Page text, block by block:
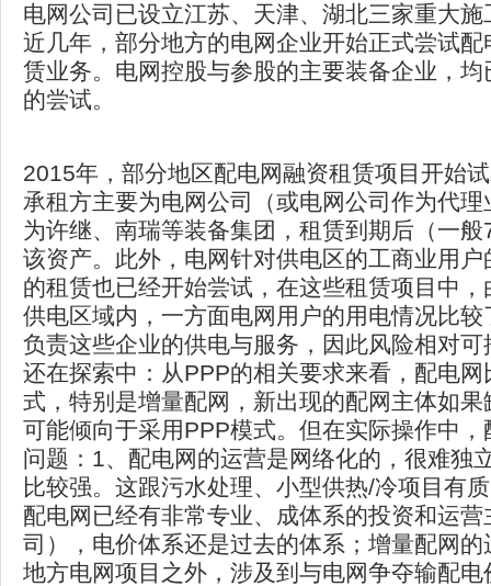
电网公司已设立江苏、天津、湖北三家重大
近几年，部分地方的电网企业开始正式尝试
赁业务。电网控股与参股的主要装备企业，
的尝试。
2015年，部分地区配电网融资租赁项目开始
承租方主要为电网公司（或电网公司作为代
为许继、南瑞等装备集团，租赁到期后（一
该资产。此外，电网针对供电区的工商业用
的租赁也已经开始尝试，在这些租赁项目中
供电区域内，一方面电网用户的用电情况比
负责这些企业的供电与服务，因此风险相对
还在探索中：从PPP的相关要求来看，配电
式，特别是增量配网，新出现的配网主体如
可能倾向于采用PPP模式。但在实际操作中
问题：1、配电网的运营是网络化的，很难独
比较强。这跟污水处理、小型供热/冷项目有
配电网已经有非常专业、成体系的投资和运
司），电价体系还是过去的体系；增量配网
地方电网项目之外，涉及到与电网争夺输配电